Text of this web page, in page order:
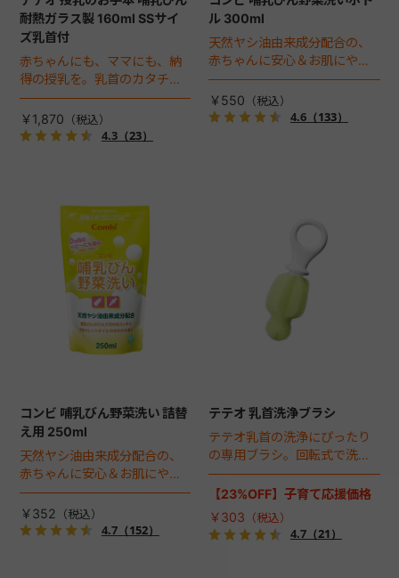
耐熱ガラス製 160ml SSサイ
ズ乳首付
赤ちゃんにも、ママにも、納
得の授乳を。乳首のカタチと
サイズにこだわりました。匂
いや傷がつきにくく、丈夫な
耐熱ガラス製の哺乳びん。
￥1,870
4.3（23）
ル 300ml
天然ヤシ油由来成分配合の、
赤ちゃんに安心＆お肌にやさ
しい哺乳びん用洗剤です。
￥550
4.6（133）
コンビ 哺乳びん野菜洗い 詰替
え用 250ml
天然ヤシ油由来成分配合の、
赤ちゃんに安心＆お肌にやさ
しい哺乳びん用洗剤です。
￥352
4.7（152）
テテオ 乳首洗浄ブラシ
テテオ乳首の洗浄にぴったり
の専用ブラシ。回転式で洗浄
が簡単です。
【23%OFF】子育て応援価格
￥303
4.7（21）